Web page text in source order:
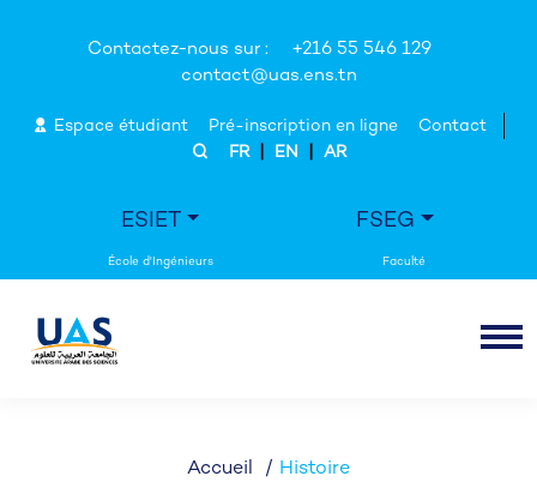
Contactez-nous sur :
+216 55 546 129
contact@uas.ens.tn
Espace étudiant Pré-inscription en ligne
Contact
FR
EN AR
ESIET FSEG
Accueil Histoire